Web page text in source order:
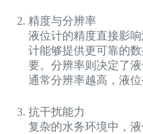
精度与分辨率
液位计的精度直接影
计能够提供更可靠的
要。分辨率则决定了
通常分辨率越高，液位
抗干扰能力
复杂的水务环境中，